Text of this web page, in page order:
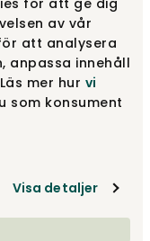
av vår
att analysera
anpassa innehåll
mer hur vi
som konsument
Visa detaljer
Aktiv
kr Fra10 743 kr